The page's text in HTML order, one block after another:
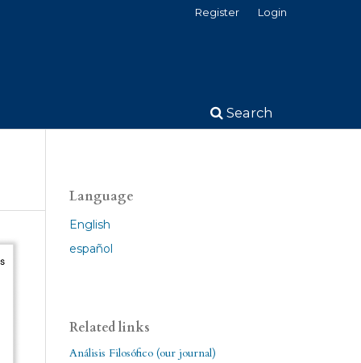
Search
Register Login
Language
English
español
Related links
Análisis Filosófico (our journal)